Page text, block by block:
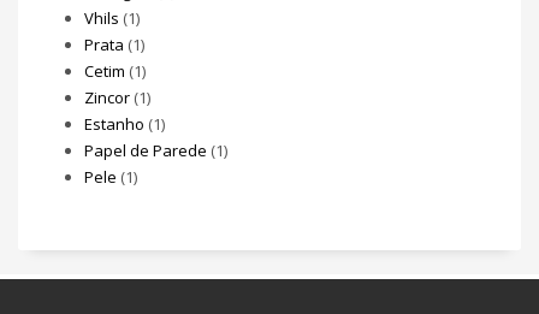
Vhils (1)
Prata (1)
Cetim (1)
Zincor (1)
Estanho (1)
Papel de Parede (1)
Pele (1)